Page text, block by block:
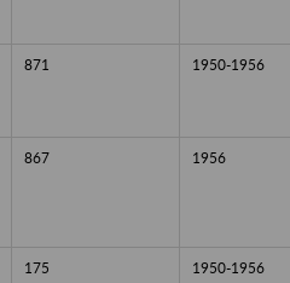
871 1950-1956
867 1956
175 1950-1956